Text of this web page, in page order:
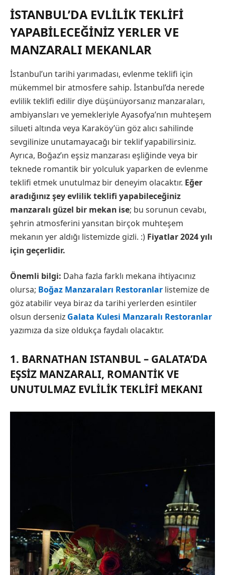
İSTANBUL’DA EVLILIK TEKLIFI
YAPABILECEĞINIZ YERLER VE
MANZARALI MEKANLAR
İstanbul’un tarihi yarımadası, evlenme teklifi için
mükemmel bir atmosfere sahip. İstanbul’da nerede
evlilik teklifi edilir diye düşünüyorsanız manzaraları,
ambiyansları ve yemekleriyle Ayasofya’nın muhteşem
silueti altında veya Karaköy’ün göz alıcı sahilinde
sevgilinize unutamayacağı bir teklif yapabilirsiniz.
Ayrıca, Boğaz’ın eşsiz manzarası eşliğinde veya bir
teknede romantik bir yolculuk yaparken de evlenme
teklifi etmek unutulmaz bir deneyim olacaktır. Eğer
aradığınız şey evlilik teklifi yapabileceğiniz
manzaralı güzel bir mekan ise; bu sorunun cevabı,
şehrin atmosferini yansıtan birçok muhteşem
mekanın yer aldığı listemizde gizli. :) Fiyatlar 2024 yılı
için geçerlidir.
Önemli bilgi: Daha fazla farklı mekana ihtiyacınız
olursa; Boğaz Manzaraları Restoranlar listemize de
göz atabilir veya biraz da tarihi yerlerden esintiler
olsun derseniz Galata Kulesi Manzaralı Restoranlar
yazımıza da size oldukça faydalı olacaktır.
1. BARNATHAN ISTANBUL – GALATA’DA
EŞSIZ MANZARALI, ROMANTIK VE
UNUTULMAZ EVLILIK TEKLIFI MEKANI